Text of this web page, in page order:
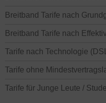
Breitband Tarife nach
Breitband Tarife nach
Tarife nach Technologie
Tarife ohne
Tarife für Junge Leute /